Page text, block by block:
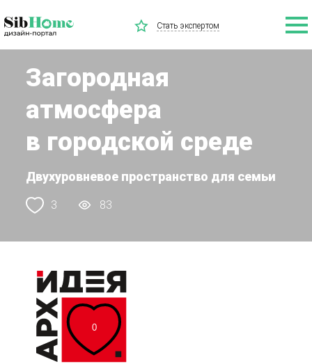
Стать экспертом
Загородная
атмосфера
в городской среде
Двухуровневое пространство для семьи
3 83
0